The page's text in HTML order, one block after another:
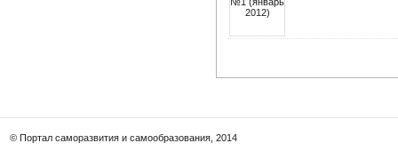
© Портал саморазвития и самообразования, 2014